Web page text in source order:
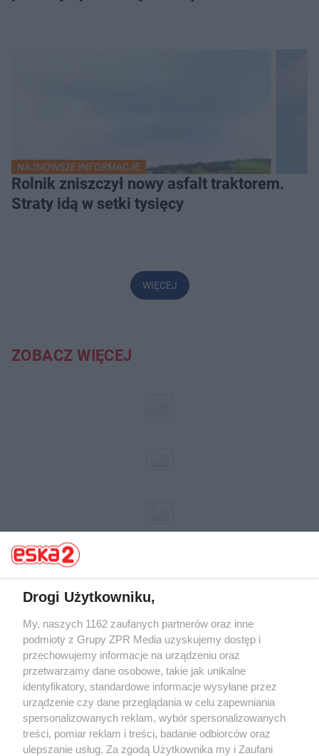
NAJNOWSZE INFORMACJE
Rolnik zniszczył nowy asfalt traktorem.
Straty idą w setki tysięcy
WIĘCEJ
ZOBACZ WIĘCEJ
Żaden utwór zamieszczony w serwisie nie może być powielany i
rozpowszechniany lub dalej rozpowszechniany w jakikolwiek sposób (w
tym także elektroniczny lub mechaniczny) na jakimkolwiek polu
eksploatacji w jakiejkolwiek formie, włącznie z umieszczaniem w
Internecie bez pisemnej zgody właściciela praw. Jakiekolwiek użycie lub
wykorzystanie utworów w całości lub w części z naruszeniem prawa,
tzn. bez właściwej zgody, jest zabronione pod groźbą kary i może być
ścigane prawnie.
Drogi Użytkowniku,
My, naszych 1162 zaufanych partnerów oraz inne
podmioty z Grupy ZPR Media uzyskujemy dostęp i
przechowujemy informacje na urządzeniu oraz
przetwarzamy dane osobowe, takie jak unikalne
identyfikatory, standardowe informacje wysyłane przez
urządzenie czy dane przeglądania w celu zapewniania
spersonalizowanych reklam, wybór spersonalizowanych
treści, pomiar reklam i treści, badanie odbiorców oraz
ulepszanie usług. Za zgodą Użytkownika my i Zaufani